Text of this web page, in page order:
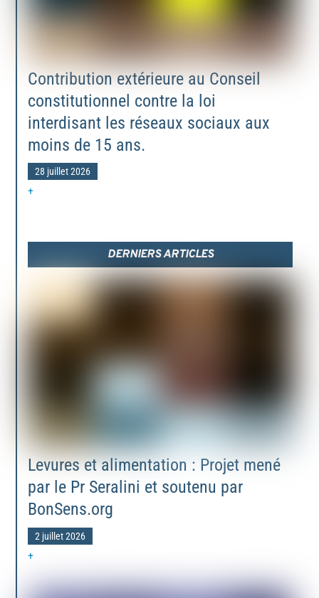
Contribution extérieure au Conseil
constitutionnel contre la loi
interdisant les réseaux sociaux aux
moins de 15 ans.
28 juillet 2026
+
DERNIERS ARTICLES
Levures et alimentation : Projet mené
par le Pr Seralini et soutenu par
BonSens.org
2 juillet 2026
+